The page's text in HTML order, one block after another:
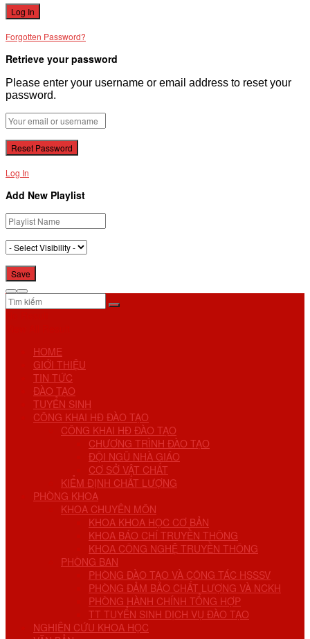
Forgotten Password?
Retrieve your password
Please enter your username or email address to reset your
password.
Log In
Add New Playlist
HOME
GIỚI THIỆU
TIN TỨC
ĐÀO TẠO
TUYỂN SINH
CÔNG KHAI HĐ ĐÀO TẠO
CÔNG KHAI HĐ ĐÀO TẠO
CHƯƠNG TRÌNH ĐÀO TẠO
ĐỘI NGŨ NHÀ GIÁO
CƠ SỞ VẬT CHẤT
KIỂM ĐỊNH CHẤT LƯỢNG
PHÒNG KHOA
KHOA CHUYÊN MÔN
KHOA KHOA HỌC CƠ BẢN
KHOA BÁO CHÍ TRUYỀN THÔNG
KHOA CÔNG NGHỆ TRUYỀN THÔNG
PHÒNG BAN
PHÒNG ĐÀO TẠO VÀ CÔNG TÁC HSSSV
PHÒNG ĐẢM BẢO CHẤT LƯỢNG VÀ NCKH
PHÒNG HÀNH CHÍNH TỔNG HỢP
TT TUYỂN SINH DỊCH VỤ ĐÀO TẠO
NGHIÊN CỨU KHOA HỌC